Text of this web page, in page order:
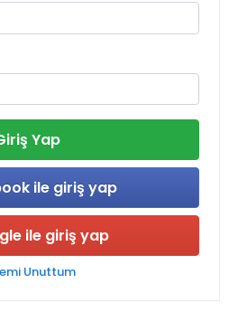
Yap
ile giriş yap
ile giriş yap
Unuttum